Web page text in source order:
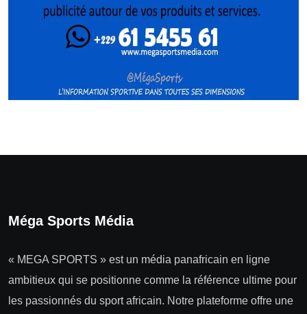
Méga Sports Média
« MEGA SPORTS » est un média panafricain en ligne
ambitieux qui se positionne comme la référence ultime pour
les passionnés du sport africain. Notre plateforme offre une